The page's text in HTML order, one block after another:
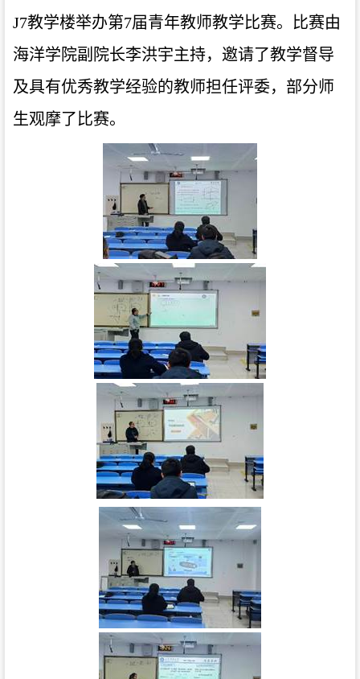
J7教学楼举办第7届青年教师教学比赛。比赛由
海洋学院副院长李洪宇主持，邀请了教学督导
及具有优秀教学经验的教师担任评委，部分师
生观摩了比赛。